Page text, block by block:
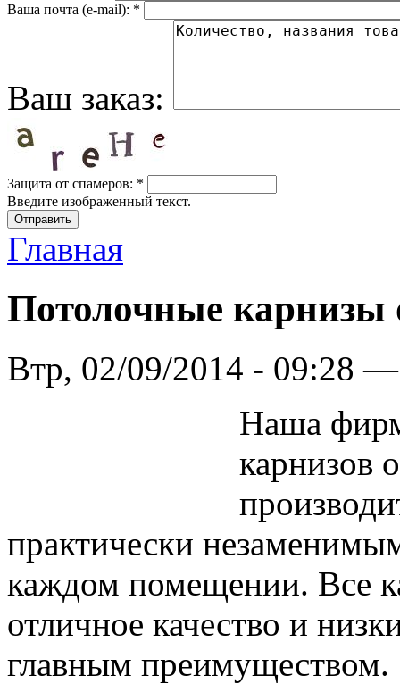
Ваша почта (е-mail): *
Ваш заказ:
Защита от спамеров: *
Введите изображенный текст.
Главная
Потолочные карнизы
Втр, 02/09/2014 - 09:28
Наша
карнизов
практически
каждом помещении. Все
отличное качество и
главным преимуществом.